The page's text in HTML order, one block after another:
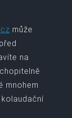
může
na
mnohem